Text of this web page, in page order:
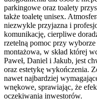
parkingowe oraz toalety
także toaletę unisex.
niezwykle przyjazna i
komunikację, cierpliwe
rzetelną pomoc przy
montażowa, w skład której
Paweł, Daniel i Jakub, jest
oraz estetykę wykończenia.
nawet najbardziej
wnękowe, sprawiając, że
oczekiwania inwestorów.